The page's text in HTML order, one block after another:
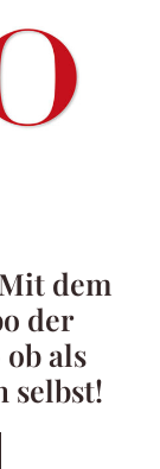
dem
der
als
selbst!